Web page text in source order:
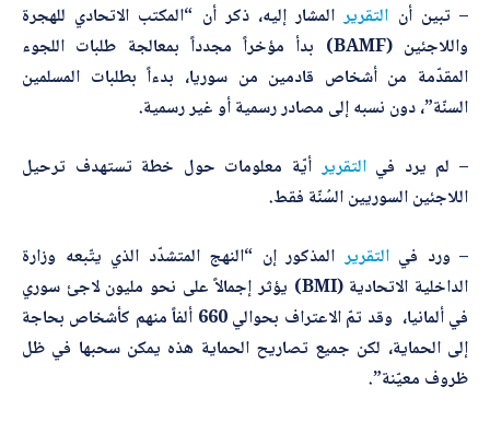
– تبين أن التقريرالمشار إليه، ذكر أن “المكتب الاتحادي للهجرة
واللاجئين (BAMF) بدأ مؤخراً مجدداً بمعالجة طلبات اللجوء
المقدّمة من أشخاص قادمين من سوريا، بدءاً بطلبات المسلمين
السنّة”، دون نسبه إلى مصادر رسمية أو غير رسمية.
– لم يرد فيالتقريرأيّة معلومات حول خطة تستهدف ترحيل
اللاجئين السوريين السُنّة فقط.
– ورد فيالتقرير المذكور إن “النهج المتشدّد الذي يتّبعه وزارة
الداخلية الاتحادية (BMI) يؤثر إجمالاً على نحو مليون لاجئ سوري
في ألمانيا، وقد تمّ الاعتراف بحوالي 660 ألفاً منهم كأشخاص بحاجة
إلى الحماية، لكن جميع تصاريح الحماية هذه يمكن سحبها في ظل
ظروف معيّنة”.